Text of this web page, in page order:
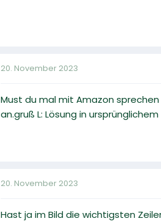
20. November 2023
Must du mal mit Amazon
an.gruß L: Lösung in
20. November 2023
Hast ja im Bild die wichtigsten